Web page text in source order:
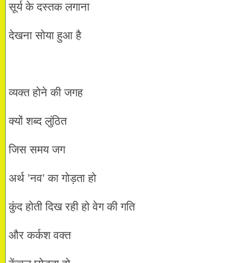
सूर्य के दस्तक लगाना
देखना सोया हुआ है
व्यक्त होने की जगह
क्यों शब्द लुंठित
जिस समय जग
अर्थ ’नव’ का गोड़ता हो
कुंद होती दिख रही हो वेग की गति
और कर्कश वक्त